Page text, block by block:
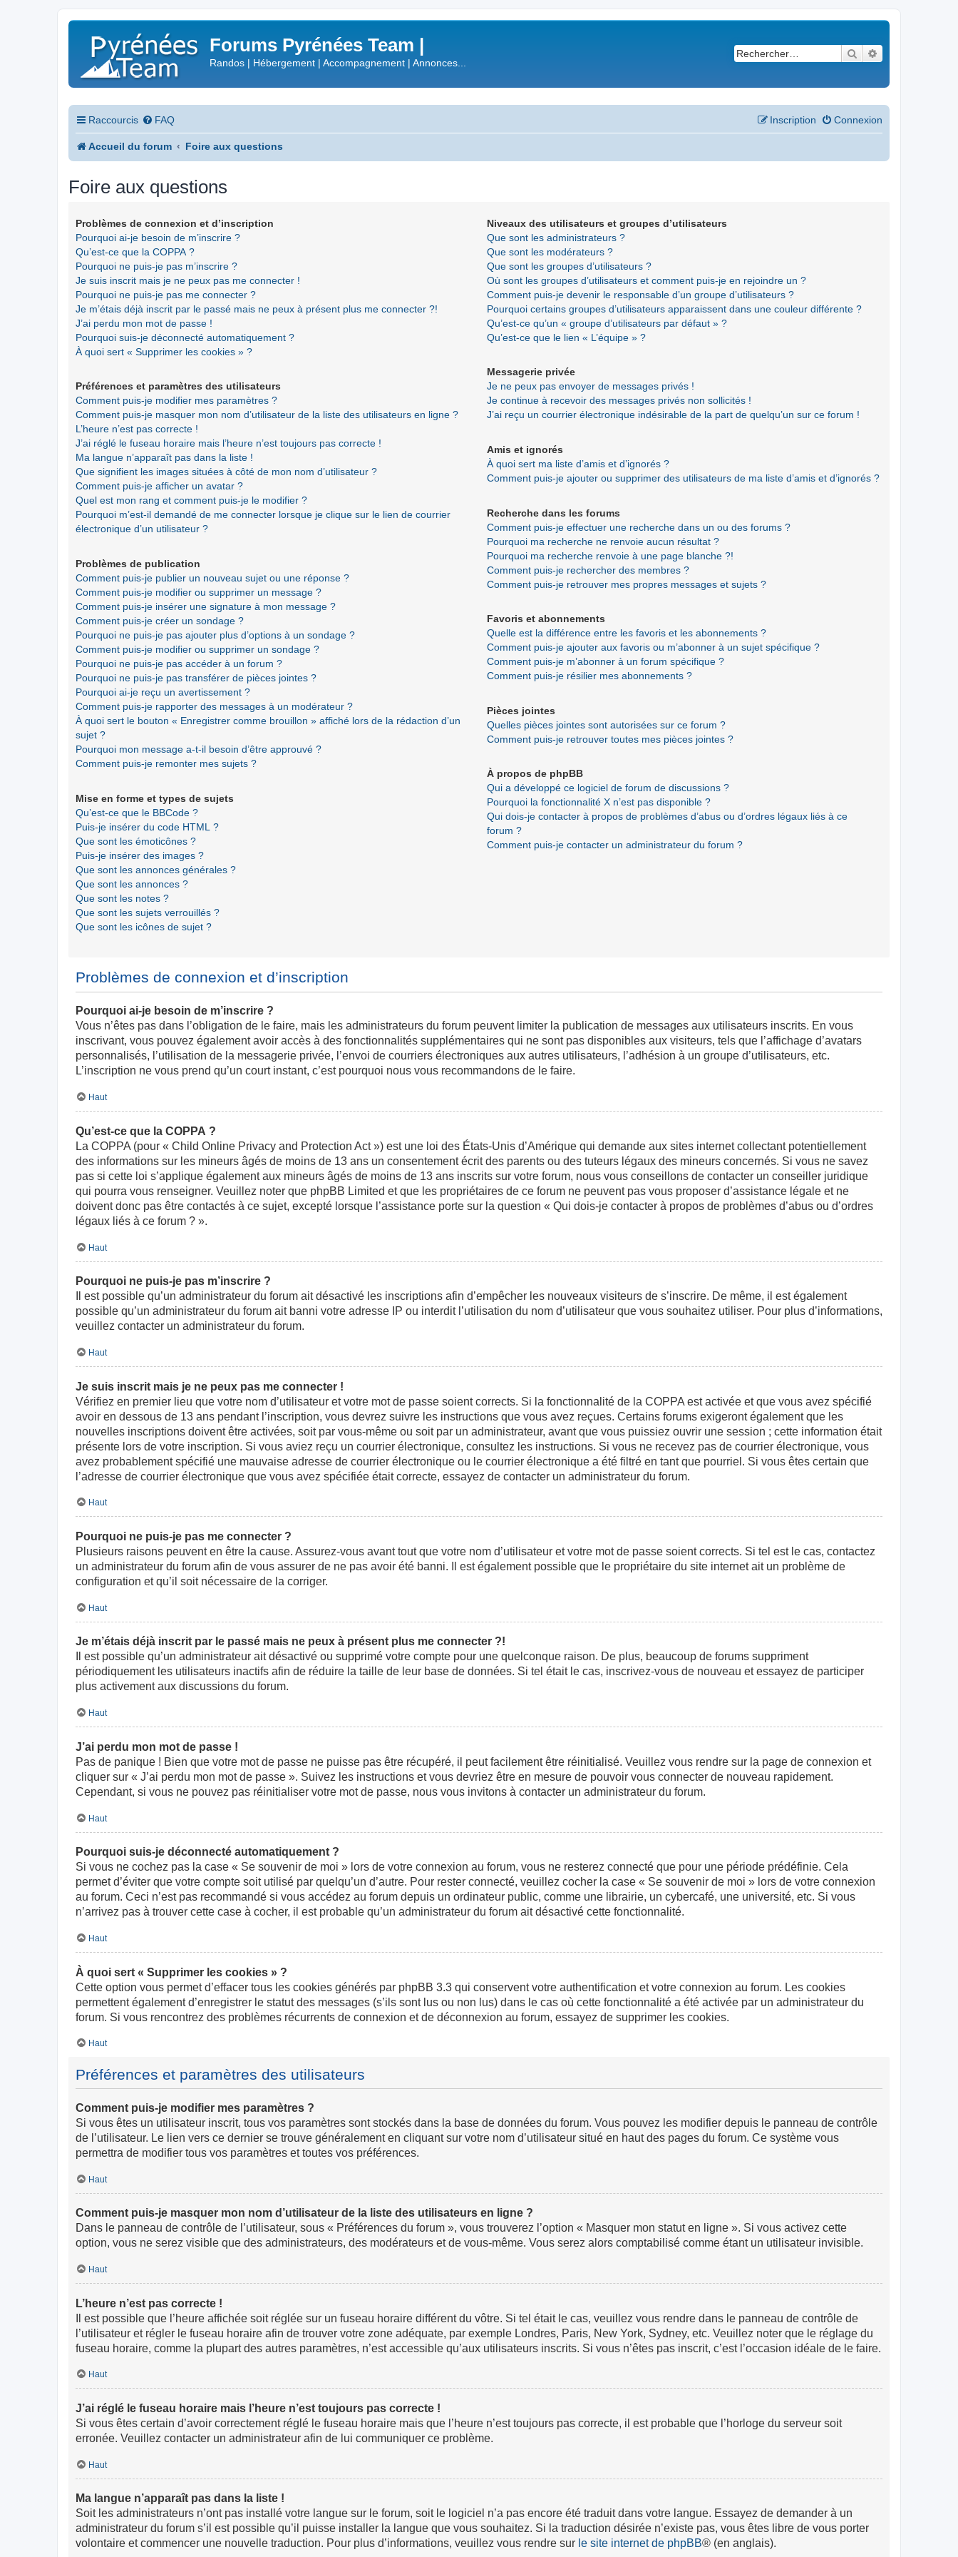
Forums Pyrénées Team |
Randos | Hébergement | Accompagnement | Annonces...
Rechercher
Raccourcis FAQ Connexion
Inscription
Accueil du forum Foire aux questions
Foire aux questions
Problèmes de connexion et d’inscription
Pourquoi ai-je besoin de m’inscrire ?
Qu’est-ce que la COPPA ?
Pourquoi ne puis-je pas m’inscrire ?
Je suis inscrit mais je ne peux pas me connecter !
Pourquoi ne puis-je pas me connecter ?
Je m’étais déjà inscrit par le passé mais ne peux à présent plus me connecter ?!
J’ai perdu mon mot de passe !
Pourquoi suis-je déconnecté automatiquement ?
À quoi sert « Supprimer les cookies » ?
Préférences et paramètres des utilisateurs
Comment puis-je modifier mes paramètres ?
Comment puis-je masquer mon nom d’utilisateur de la liste des utilisateurs en ligne ?
L’heure n’est pas correcte !
J’ai réglé le fuseau horaire mais l’heure n’est toujours pas correcte !
Ma langue n’apparaît pas dans la liste !
Que signifient les images situées à côté de mon nom d’utilisateur ?
Comment puis-je afficher un avatar ?
Quel est mon rang et comment puis-je le modifier ?
Pourquoi m’est-il demandé de me connecter lorsque je clique sur le lien de courrier
électronique d’un utilisateur ?
Problèmes de publication
Comment puis-je publier un nouveau sujet ou une réponse ?
Comment puis-je modifier ou supprimer un message ?
Comment puis-je insérer une signature à mon message ?
Comment puis-je créer un sondage ?
Pourquoi ne puis-je pas ajouter plus d’options à un sondage ?
Comment puis-je modifier ou supprimer un sondage ?
Pourquoi ne puis-je pas accéder à un forum ?
Pourquoi ne puis-je pas transférer de pièces jointes ?
Pourquoi ai-je reçu un avertissement ?
Comment puis-je rapporter des messages à un modérateur ?
À quoi sert le bouton « Enregistrer comme brouillon » affiché lors de la rédaction d’un
sujet ?
Pourquoi mon message a-t-il besoin d’être approuvé ?
Comment puis-je remonter mes sujets ?
Mise en forme et types de sujets
Qu’est-ce que le BBCode ?
Puis-je insérer du code HTML ?
Que sont les émoticônes ?
Puis-je insérer des images ?
Que sont les annonces générales ?
Que sont les annonces ?
Que sont les notes ?
Que sont les sujets verrouillés ?
Que sont les icônes de sujet ?
Niveaux des utilisateurs et groupes d’utilisateurs
Que sont les administrateurs ?
Que sont les modérateurs ?
Que sont les groupes d’utilisateurs ?
Où sont les groupes d’utilisateurs et comment puis-je en rejoindre un ?
Comment puis-je devenir le responsable d’un groupe d’utilisateurs ?
Pourquoi certains groupes d’utilisateurs apparaissent dans une couleur différente ?
Qu’est-ce qu’un « groupe d’utilisateurs par défaut » ?
Qu’est-ce que le lien « L’équipe » ?
Messagerie privée
Je ne peux pas envoyer de messages privés !
Je continue à recevoir des messages privés non sollicités !
J’ai reçu un courrier électronique indésirable de la part de quelqu’un sur ce forum !
Amis et ignorés
À quoi sert ma liste d’amis et d’ignorés ?
Comment puis-je ajouter ou supprimer des utilisateurs de ma liste d’amis et d’ignorés ?
Recherche dans les forums
Comment puis-je effectuer une recherche dans un ou des forums ?
Pourquoi ma recherche ne renvoie aucun résultat ?
Pourquoi ma recherche renvoie à une page blanche ?!
Comment puis-je rechercher des membres ?
Comment puis-je retrouver mes propres messages et sujets ?
Favoris et abonnements
Quelle est la différence entre les favoris et les abonnements ?
Comment puis-je ajouter aux favoris ou m’abonner à un sujet spécifique ?
Comment puis-je m’abonner à un forum spécifique ?
Comment puis-je résilier mes abonnements ?
Pièces jointes
Quelles pièces jointes sont autorisées sur ce forum ?
Comment puis-je retrouver toutes mes pièces jointes ?
À propos de phpBB
Qui a développé ce logiciel de forum de discussions ?
Pourquoi la fonctionnalité X n’est pas disponible ?
Qui dois-je contacter à propos de problèmes d’abus ou d’ordres légaux liés à ce
forum ?
Comment puis-je contacter un administrateur du forum ?
Problèmes de connexion et d’inscription
Pourquoi ai-je besoin de m’inscrire ?
Vous n’êtes pas dans l’obligation de le faire, mais les administrateurs du forum peuvent limiter la publication de messages aux utilisateurs inscrits. En vous
inscrivant, vous pouvez également avoir accès à des fonctionnalités supplémentaires qui ne sont pas disponibles aux visiteurs, tels que l’affichage d’avatars
personnalisés, l’utilisation de la messagerie privée, l’envoi de courriers électroniques aux autres utilisateurs, l’adhésion à un groupe d’utilisateurs, etc.
L’inscription ne vous prend qu’un court instant, c’est pourquoi nous vous recommandons de le faire.
Haut
Qu’est-ce que la COPPA ?
La COPPA (pour « Child Online Privacy and Protection Act ») est une loi des États-Unis d’Amérique qui demande aux sites internet collectant potentiellement
des informations sur les mineurs âgés de moins de 13 ans un consentement écrit des parents ou des tuteurs légaux des mineurs concernés. Si vous ne savez
pas si cette loi s’applique également aux mineurs âgés de moins de 13 ans inscrits sur votre forum, nous vous conseillons de contacter un conseiller juridique
qui pourra vous renseigner. Veuillez noter que phpBB Limited et que les propriétaires de ce forum ne peuvent pas vous proposer d’assistance légale et ne
doivent donc pas être contactés à ce sujet, excepté lorsque l’assistance porte sur la question « Qui dois-je contacter à propos de problèmes d’abus ou d’ordres
légaux liés à ce forum ? ».
Haut
Pourquoi ne puis-je pas m’inscrire ?
Il est possible qu’un administrateur du forum ait désactivé les inscriptions afin d’empêcher les nouveaux visiteurs de s’inscrire. De même, il est également
possible qu’un administrateur du forum ait banni votre adresse IP ou interdit l’utilisation du nom d’utilisateur que vous souhaitez utiliser. Pour plus d’informations,
veuillez contacter un administrateur du forum.
Haut
Je suis inscrit mais je ne peux pas me connecter !
Vérifiez en premier lieu que votre nom d’utilisateur et votre mot de passe soient corrects. Si la fonctionnalité de la COPPA est activée et que vous avez spécifié
avoir en dessous de 13 ans pendant l’inscription, vous devrez suivre les instructions que vous avez reçues. Certains forums exigeront également que les
nouvelles inscriptions doivent être activées, soit par vous-même ou soit par un administrateur, avant que vous puissiez ouvrir une session ; cette information était
présente lors de votre inscription. Si vous aviez reçu un courrier électronique, consultez les instructions. Si vous ne recevez pas de courrier électronique, vous
avez probablement spécifié une mauvaise adresse de courrier électronique ou le courrier électronique a été filtré en tant que pourriel. Si vous êtes certain que
l’adresse de courrier électronique que vous avez spécifiée était correcte, essayez de contacter un administrateur du forum.
Haut
Pourquoi ne puis-je pas me connecter ?
Plusieurs raisons peuvent en être la cause. Assurez-vous avant tout que votre nom d’utilisateur et votre mot de passe soient corrects. Si tel est le cas, contactez
un administrateur du forum afin de vous assurer de ne pas avoir été banni. Il est également possible que le propriétaire du site internet ait un problème de
configuration et qu’il soit nécessaire de la corriger.
Haut
Je m’étais déjà inscrit par le passé mais ne peux à présent plus me connecter ?!
Il est possible qu’un administrateur ait désactivé ou supprimé votre compte pour une quelconque raison. De plus, beaucoup de forums suppriment
périodiquement les utilisateurs inactifs afin de réduire la taille de leur base de données. Si tel était le cas, inscrivez-vous de nouveau et essayez de participer
plus activement aux discussions du forum.
Haut
J’ai perdu mon mot de passe !
Pas de panique ! Bien que votre mot de passe ne puisse pas être récupéré, il peut facilement être réinitialisé. Veuillez vous rendre sur la page de connexion et
cliquer sur « J’ai perdu mon mot de passe ». Suivez les instructions et vous devriez être en mesure de pouvoir vous connecter de nouveau rapidement.
Cependant, si vous ne pouvez pas réinitialiser votre mot de passe, nous vous invitons à contacter un administrateur du forum.
Haut
Pourquoi suis-je déconnecté automatiquement ?
Si vous ne cochez pas la case « Se souvenir de moi » lors de votre connexion au forum, vous ne resterez connecté que pour une période prédéfinie. Cela
permet d’éviter que votre compte soit utilisé par quelqu’un d’autre. Pour rester connecté, veuillez cocher la case « Se souvenir de moi » lors de votre connexion
au forum. Ceci n’est pas recommandé si vous accédez au forum depuis un ordinateur public, comme une librairie, un cybercafé, une université, etc. Si vous
n’arrivez pas à trouver cette case à cocher, il est probable qu’un administrateur du forum ait désactivé cette fonctionnalité.
Haut
À quoi sert « Supprimer les cookies » ?
Cette option vous permet d’effacer tous les cookies générés par phpBB 3.3 qui conservent votre authentification et votre connexion au forum. Les cookies
permettent également d’enregistrer le statut des messages (s’ils sont lus ou non lus) dans le cas où cette fonctionnalité a été activée par un administrateur du
forum. Si vous rencontrez des problèmes récurrents de connexion et de déconnexion au forum, essayez de supprimer les cookies.
Haut
Préférences et paramètres des utilisateurs
Comment puis-je modifier mes paramètres ?
Si vous êtes un utilisateur inscrit, tous vos paramètres sont stockés dans la base de données du forum. Vous pouvez les modifier depuis le panneau de contrôle
de l’utilisateur. Le lien vers ce dernier se trouve généralement en cliquant sur votre nom d’utilisateur situé en haut des pages du forum. Ce système vous
permettra de modifier tous vos paramètres et toutes vos préférences.
Haut
Comment puis-je masquer mon nom d’utilisateur de la liste des utilisateurs en ligne ?
Dans le panneau de contrôle de l’utilisateur, sous « Préférences du forum », vous trouverez l’option « Masquer mon statut en ligne ». Si vous activez cette
option, vous ne serez visible que des administrateurs, des modérateurs et de vous-même. Vous serez alors comptabilisé comme étant un utilisateur invisible.
Haut
L’heure n’est pas correcte !
Il est possible que l’heure affichée soit réglée sur un fuseau horaire différent du vôtre. Si tel était le cas, veuillez vous rendre dans le panneau de contrôle de
l’utilisateur et régler le fuseau horaire afin de trouver votre zone adéquate, par exemple Londres, Paris, New York, Sydney, etc. Veuillez noter que le réglage du
fuseau horaire, comme la plupart des autres paramètres, n’est accessible qu’aux utilisateurs inscrits. Si vous n’êtes pas inscrit, c’est l’occasion idéale de le faire.
Haut
J’ai réglé le fuseau horaire mais l’heure n’est toujours pas correcte !
Si vous êtes certain d’avoir correctement réglé le fuseau horaire mais que l’heure n’est toujours pas correcte, il est probable que l’horloge du serveur soit
erronée. Veuillez contacter un administrateur afin de lui communiquer ce problème.
Haut
Ma langue n’apparaît pas dans la liste !
Soit les administrateurs n’ont pas installé votre langue sur le forum, soit le logiciel n’a pas encore été traduit dans votre langue. Essayez de demander à un
administrateur du forum s’il est possible qu’il puisse installer la langue que vous souhaitez. Si la traduction désirée n’existe pas, vous êtes libre de vous porter
volontaire et commencer une nouvelle traduction. Pour plus d’informations, veuillez vous rendre sur le site internet de phpBB® (en anglais).